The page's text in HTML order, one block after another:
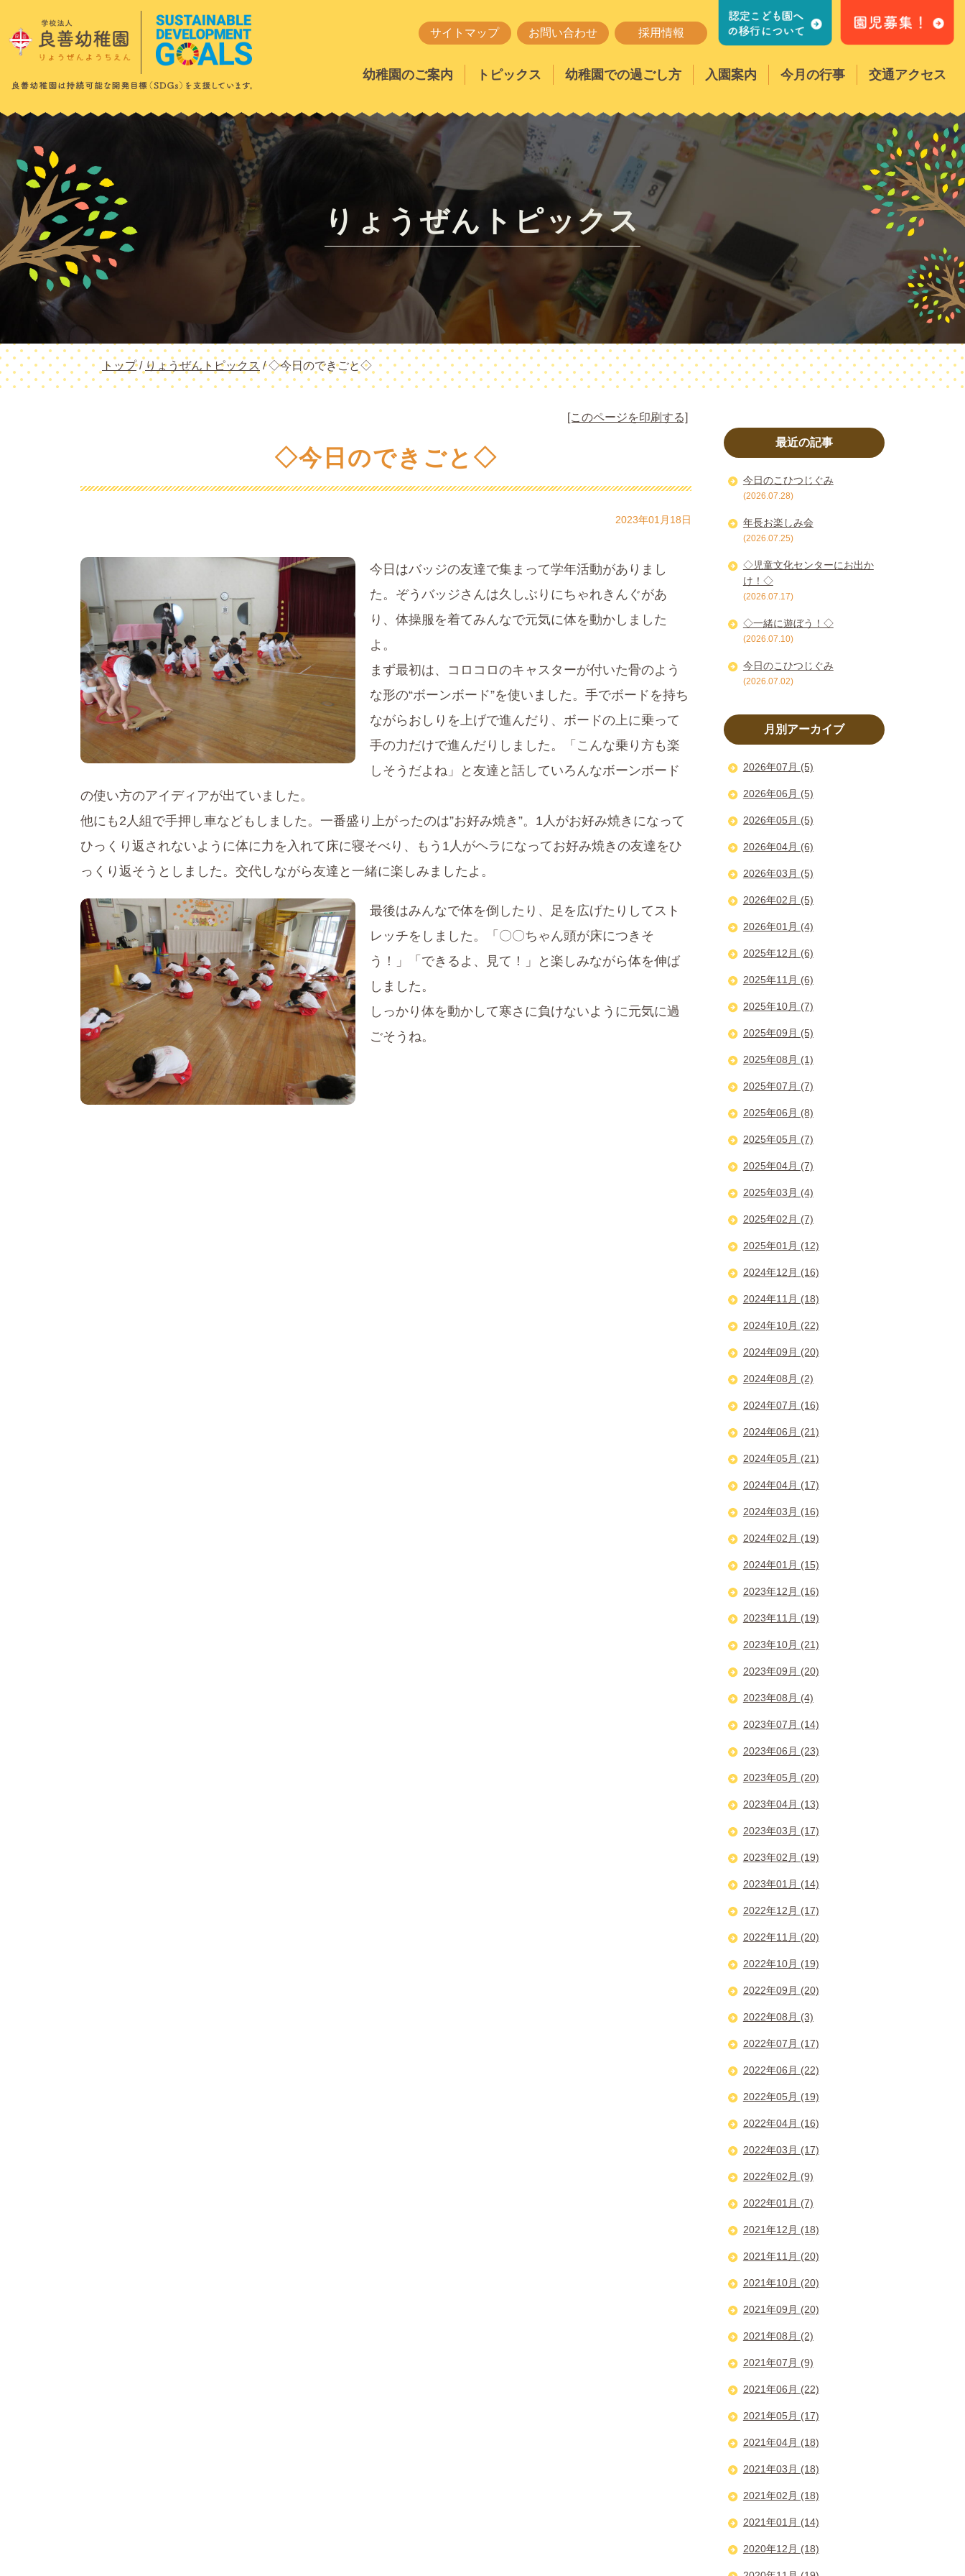
サイトマップ お問い合わせ 採用情報
幼稚園のご案内 トピックス 幼稚園での過ごし方 入園案内 今月の行事 交通アクセス
りょうぜんトピックス
現
在
トップ/ りょうぜんトピックス /◇今日のできごと◇
[このページを印刷する]
◇今日のできごと◇
2023年01月18日
今日はバッジの友達で集まって学年活動がありまし
た。ぞうバッジさんは久しぶりにちゃれきんぐがあ
り、体操服を着てみんなで元気に体を動かしました
よ。
まず最初は、コロコロのキャスターが付いた骨のよう
な形の“ボーンボード”を使いました。手でボードを持ち
ながらおしりを上げで進んだり、ボードの上に乗って
手の力だけで進んだりしました。「こんな乗り方も楽
しそうだよね」と友達と話していろんなボーンボード
の使い方のアイディアが出ていました。
他にも2人組で手押し車などもしました。一番盛り上がったのは”お好み焼き”。1人がお好み焼きになって
ひっくり返されないように体に力を入れて床に寝そべり、もう1人がヘラになってお好み焼きの友達をひ
っくり返そうとしました。交代しながら友達と一緒に楽しみましたよ。
最後はみんなで体を倒したり、足を広げたりしてスト
レッチをしました。「〇〇ちゃん頭が床につきそ
う！」「できるよ、見て！」と楽しみながら体を伸ば
しました。
しっかり体を動かして寒さに負けないように元気に過
ごそうね。
最近の記事
今日のこひつじぐみ
(2026.07.28)
年長お楽しみ会
(2026.07.25)
◇児童文化センターにお出か
け！◇
(2026.07.17)
◇一緒に遊ぼう！◇
(2026.07.10)
今日のこひつじぐみ
(2026.07.02)
月別アーカイブ
2026年07月 (5)
2026年06月 (5)
2026年05月 (5)
2026年04月 (6)
2026年03月 (5)
2026年02月 (5)
2026年01月 (4)
2025年12月 (6)
2025年11月 (6)
2025年10月 (7)
2025年09月 (5)
2025年08月 (1)
2025年07月 (7)
2025年06月 (8)
2025年05月 (7)
2025年04月 (7)
2025年03月 (4)
2025年02月 (7)
2025年01月 (12)
2024年12月 (16)
2024年11月 (18)
2024年10月 (22)
2024年09月 (20)
2024年08月 (2)
2024年07月 (16)
2024年06月 (21)
2024年05月 (21)
2024年04月 (17)
2024年03月 (16)
2024年02月 (19)
2024年01月 (15)
2023年12月 (16)
2023年11月 (19)
2023年10月 (21)
2023年09月 (20)
2023年08月 (4)
2023年07月 (14)
2023年06月 (23)
2023年05月 (20)
2023年04月 (13)
2023年03月 (17)
2023年02月 (19)
2023年01月 (14)
2022年12月 (17)
2022年11月 (20)
2022年10月 (19)
2022年09月 (20)
2022年08月 (3)
2022年07月 (17)
2022年06月 (22)
2022年05月 (19)
2022年04月 (16)
2022年03月 (17)
2022年02月 (9)
2022年01月 (7)
2021年12月 (18)
2021年11月 (20)
2021年10月 (20)
2021年09月 (20)
2021年08月 (2)
2021年07月 (9)
2021年06月 (22)
2021年05月 (17)
2021年04月 (18)
2021年03月 (18)
2021年02月 (18)
2021年01月 (14)
2020年12月 (18)